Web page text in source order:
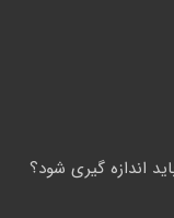
اندازه گیری شود؟